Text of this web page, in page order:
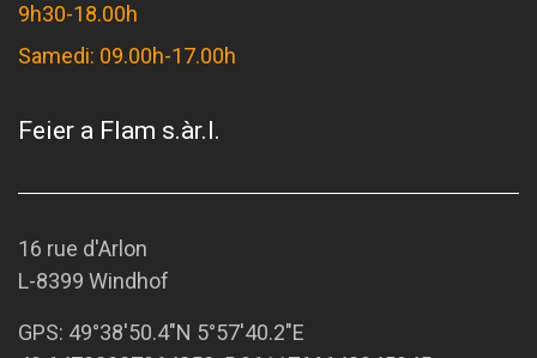
9h30-18.00h
Samedi: 09.00h-17.00h
Feier a Flam s.àr.l.
16 rue d'Arlon
L-8399 Windhof
GPS: 49°38'50.4"N 5°57'40.2"E